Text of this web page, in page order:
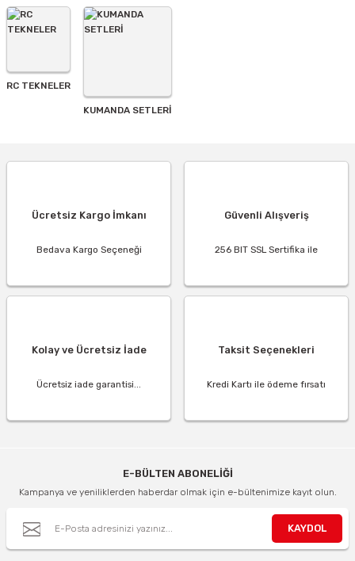
RC TEKNELER
KUMANDA SETLERİ
Ücretsiz Kargo İmkanı
Bedava Kargo Seçeneği
Güvenli Alışveriş
256 BIT SSL Sertifika ile
Kolay ve Ücretsiz İade
Ücretsiz iade garantisi...
Taksit Seçenekleri
Kredi Kartı ile ödeme fırsatı
E-BÜLTEN ABONELİĞİ
Kampanya ve yeniliklerden haberdar olmak için e-bültenimize kayıt olun.
KAYDOL